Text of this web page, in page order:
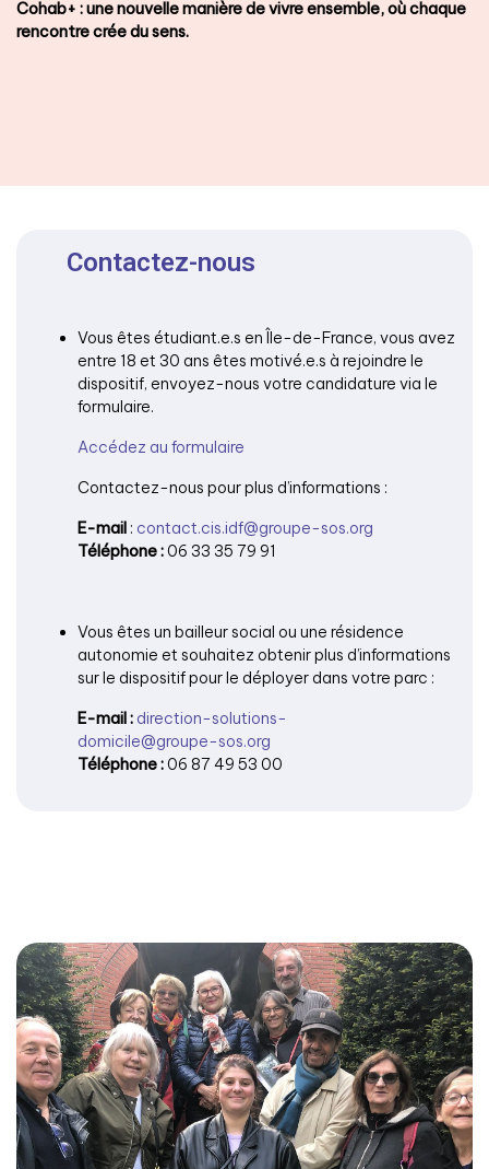
Cohab+ : une nouvelle manière de vivre ensemble, où chaque
rencontre crée du sens.
Contactez-nous
Vous êtes étudiant.e.s en Île-de-France, vous avez
entre 18 et 30 ans êtes motivé.e.s à rejoindre le
dispositif, envoyez-nous votre candidature via le
formulaire.
Accédez au formulaire
Contactez-nous pour plus d’informations :
E-mail : contact.cis.idf@groupe-sos.org
Téléphone :06 33 35 79 91
Vous êtes un bailleur social ou une résidence
autonomie et souhaitez obtenir plus d’informations
sur le dispositif pour le déployer dans votre parc :
E-mail : direction-solutions-
domicile@groupe-sos.org
Téléphone :06 87 49 53 00